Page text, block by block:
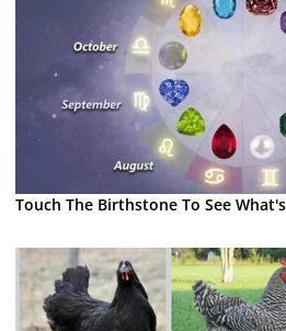
Touch The Birthstone To See